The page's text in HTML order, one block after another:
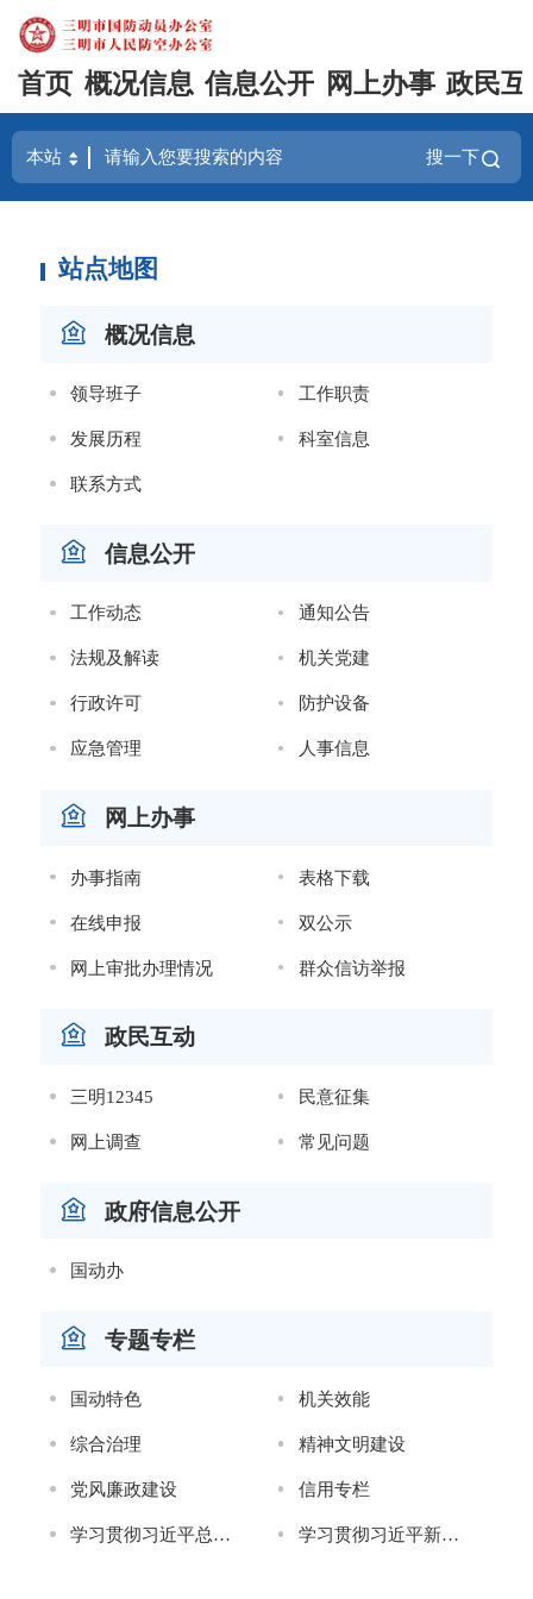
首页 概况信息 信息公开 网上办事 政民
搜一下
站点地图
概况信息
领导班子 工作职责
发展历程 科室信息
联系方式
信息公开
工作动态 通知公告
法规及解读 机关党建
行政许可 防护设备
应急管理 人事信息
网上办事
办事指南 表格下载
在线申报 双公示
网上审批办理情况 群众信访举报
政民互动
三明12345 民意征集
网上调查 常见问题
政府信息公开
国动办
专题专栏
国动特色 机关效能
综合治理 精神文明建设
党风廉政建设 信用专栏
学习贯彻习近平总书记“七一”重要讲话精神（已归档） 学习贯彻习近平新时代中国特色社会主义思想